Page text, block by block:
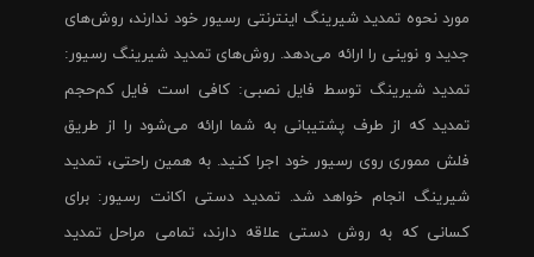
مورد نحوه تمدید شیرینگ اینترنتی رسیور خود ندارند، روش‌های
جدید و نوینی را ارائه می‌دهد. روش‌های تمدید شیرینگ رسیور:
تمدید شیرینگ توسط فایل نصبی: کافی است فایل کم‌حجم
تمدید که از طرف پشتیبانی به شما ارائه می‌شود را از طریق
فلش مموری روی رسیور خود اجرا کنید. به همین راحتی، تمدید
شیرینگ انجام خواهد شد. تمدید دستی اکانت رسیور: برای
کسانی که به روش دستی علاقه دارند، تمامی مراحل تمدید